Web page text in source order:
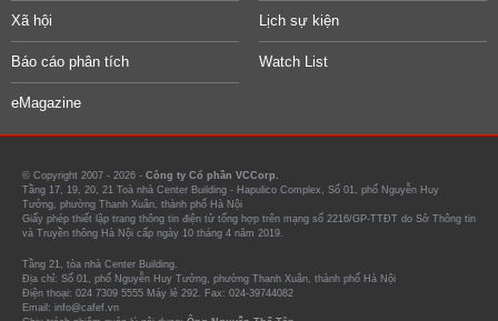
Xã hội Lịch sự kiện
Báo cáo phân tích Watch List
eMagazine
© Copyright 2007 - 2026 - Công ty Cổ phần VCCorp.
Tầng 17, 19, 20, 21 Toà nhà Center Building - Hapulico Complex, Số 01, phố Nguyễn Huy
Tưởng, phường Thanh Xuân, thành phố Hà Nội
Giấy phép thiết lập trang thông tin điện tử tổng hợp trên mạng số 2216/GP-TTĐT do Sở Thông tin
và Truyền thông Hà Nội cấp ngày 10 tháng 4 năm 2019.
Tầng 21, tòa nhà Center Building.
Địa chỉ: Số 01, phố Nguyễn Huy Tưởng, phường Thanh Xuân, thành phố Hà Nội
Điện thoại: 024 7309 5555 Máy lẻ 292. Fax: 024-39744082
Email: info@cafef.vn